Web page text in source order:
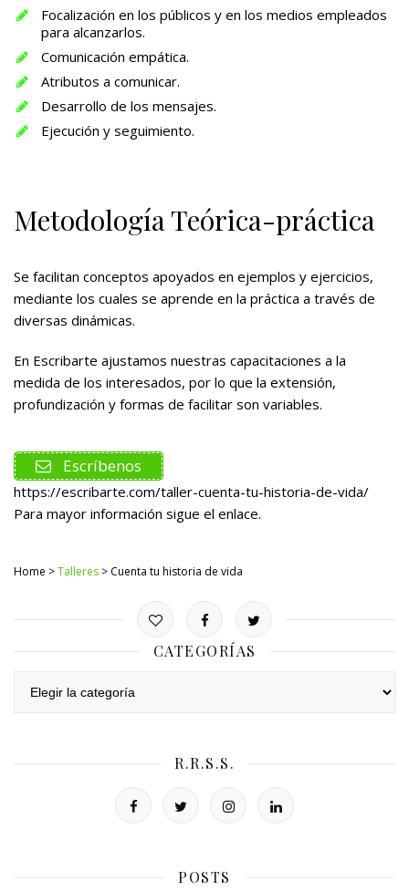
Focalización en los públicos y en los medios empleados
para alcanzarlos.
Comunicación empática.
Atributos a comunicar.
Desarrollo de los mensajes.
Ejecución y seguimiento.
Metodología Teórica-práctica
Se facilitan conceptos apoyados en ejemplos y ejercicios,
mediante los cuales se aprende en la práctica a través de
diversas dinámicas.
En Escribarte ajustamos nuestras capacitaciones a la
medida de los interesados, por lo que la extensión,
profundización y formas de facilitar son variables.
Escríbenos
https://escribarte.com/taller-cuenta-tu-historia-de-vida/
Para mayor información sigue el enlace.
Home >Talleres > Cuenta tu historia de vida
CATEGORÍAS
R.R.S.S.
POSTS